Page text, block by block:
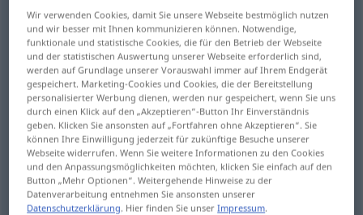
ready-madeadj
Übersicht aller Übersetzungen
(Für mehr Details die Übersetzung anklicken/antippen)
konfektioniert, Konfektions…, von der Stange
gebrauchsfertig, vorgefertigt, Fertig…
konventionell, einfallslos
Wir verwenden Cookies, damit Sie unsere Webseite bestmöglich nutzen
und wir besser mit Ihnen kommunizieren können. Notwendige,
funktionale und statistische Cookies, die für den Betrieb der Webseite
und der statistischen Auswertung unserer Webseite erforderlich sind,
werden auf Grundlage unserer Vorauswahl immer auf Ihrem Endgerät
gespeichert. Marketing-Cookies und Cookies, die der Bereitstellung
personalisierter Werbung dienen, werden nur gespeichert, wenn Sie uns
durch einen Klick auf den „Akzeptieren“-Button Ihr Einverständnis
geben. Klicken Sie ansonsten auf „Fortfahren ohne Akzeptieren“. Sie
können Ihre Einwilligung jederzeit für zukünftige Besuche unserer
Webseite widerrufen. Wenn Sie weitere Informationen zu den Cookies
und den Anpassungsmöglichkeiten möchten, klicken Sie einfach auf den
Button „Mehr Optionen“. Weitergehende Hinweise zu der
Datenverarbeitung entnehmen Sie ansonsten unserer
Datenschutzerklärung. Hier finden Sie unserImpressum.